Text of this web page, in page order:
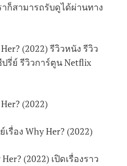
าก็สามารถรับดูได้ผ่านทาง
(2022) รีวิวหนัง รีวิว
รี่ย์ รีวิวการ์ตูน Netflix
(2022)
รื่อง Why Her? (2022)
(2022) เปิดเรื่องราว